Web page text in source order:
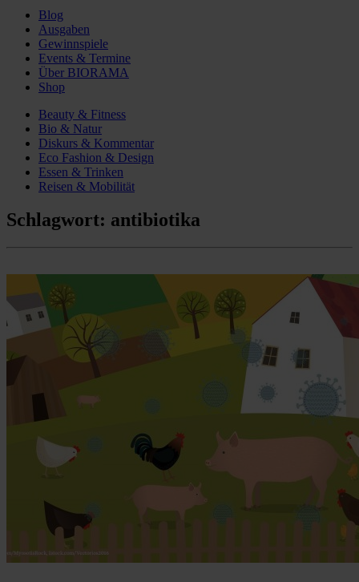
Blog
Ausgaben
Gewinnspiele
Events & Termine
Über BIORAMA
Shop
Beauty & Fitness
Bio & Natur
Diskurs & Kommentar
Eco Fashion & Design
Essen & Trinken
Reisen & Mobilität
Schlagwort: antibiotika